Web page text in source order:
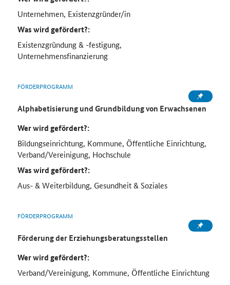
Unternehmen, Existenzgründer/in
Was wird gefördert?:
Existenzgründung & -festigung,
Unternehmensfinanzierung
FÖRDERPROGRAMM
Alphabetisierung und Grundbildung von Erwachsenen
Wer wird gefördert?:
Bildungseinrichtung, Kommune, Öffentliche Einrichtung,
Verband/Vereinigung, Hochschule
Was wird gefördert?:
Aus- & Weiterbildung, Gesundheit & Soziales
FÖRDERPROGRAMM
Förderung der Erziehungsberatungsstellen
Wer wird gefördert?:
Verband/Vereinigung, Kommune, Öffentliche Einrichtung